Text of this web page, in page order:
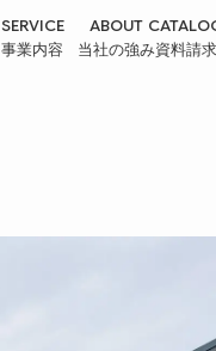
SERVICE
事業内容
ABOUT
当社の強み資料請求